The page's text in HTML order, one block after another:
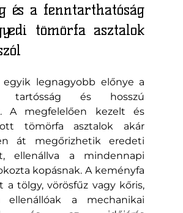
és a fenntarthatóság
tömörfa asztalok
legnagyobb előnye a
tartósság és hosszú
A megfelelően kezelt és
tömörfa asztalok akár
át megőrizhetik eredeti
ellenállva a mindennapi
kopásnak. A keményfa
a tölgy, vörösfűz vagy kőris,
ellenállóak a mechanikai